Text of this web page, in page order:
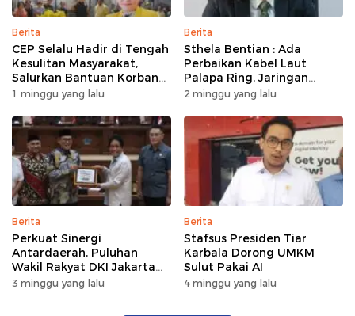
Berita
CEP Selalu Hadir di Tengah
Kesulitan Masyarakat,
Salurkan Bantuan Korban
Kebakaran di Wanea
1 minggu yang lalu
Berita
Sthela Bentian : Ada
Perbaikan Kabel Laut
Palapa Ring, Jaringan
Internet di Talaud,
Terganggu Sementara
2 minggu yang lalu
Berita
Perkuat Sinergi
Antardaerah, Puluhan
Wakil Rakyat DKI Jakarta
Gelar Kunker di DPRD Sulut
3 minggu yang lalu
Berita
Stafsus Presiden Tiar
Karbala Dorong UMKM
Sulut Pakai AI
4 minggu yang lalu